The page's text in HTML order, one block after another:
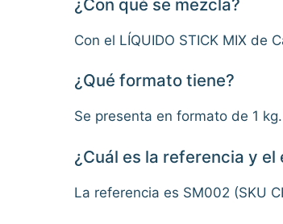
¿Con qué se mezcla?
Con el LÍQUIDO STICK MIX de
¿Qué formato tiene?
Se presenta en formato de 1 kg.
¿Cuál es la referencia y el
La referencia es SM002 (SKU